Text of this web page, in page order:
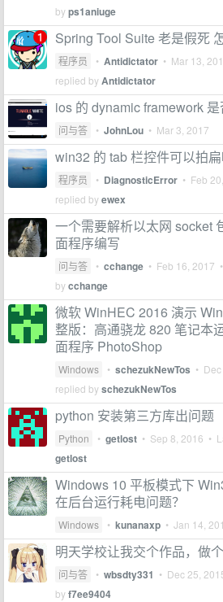
byps1aniuge
Spring Tool Suite 老是假死
程序员 • Antidictator • Mar 13,
replied byAntidictator
ios 的 dynamic framework
问与答 • JohnLou • Mar 3, 2017
win32 的 tab 栏控件可以拍扁
程序员 • DiagnosticError • Feb
replied byewex
一个需要解析以太网 socket
面程序编写
问与答 • cchange • Feb 16, 2017
bycchange
微软 WinHEC 2016 演示
整版：高通骁龙 820 笔记本
面程序 PhotoShop
Windows • schezukNewTos •
replied byschezukNewTos
python 安装第三方库出问题
Python • getlost • Sep 8, 2016 •
getlost
Windows 10 平板模式下
在后台运行耗电问题？
Windows • kunanaxp • Jan 14,
明天学校让我交个作品，做
问与答 • wbsdty331 • Dec 25,
byf7ee9404